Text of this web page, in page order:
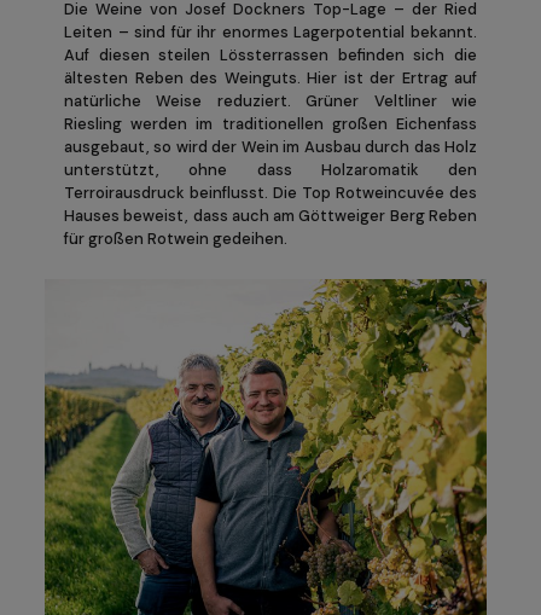
Die Weine von Josef Dockners Top-Lage – der Ried
Leiten – sind für ihr enormes Lagerpotential bekannt.
Auf diesen steilen Lössterrassen befinden sich die
ältesten Reben des Weinguts. Hier ist der Ertrag auf
natürliche Weise reduziert. Grüner Veltliner wie
Riesling werden im traditionellen großen Eichenfass
ausgebaut, so wird der Wein im Ausbau durch das Holz
unterstützt, ohne dass Holzaromatik den
Terroirausdruck beinflusst. Die Top Rotweincuvée des
Hauses beweist, dass auch am Göttweiger Berg Reben
für großen Rotwein gedeihen.